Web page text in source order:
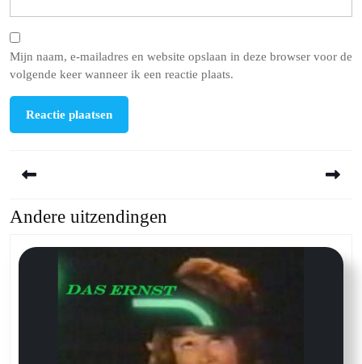
Mijn naam, e-mailadres en website opslaan in deze browser voor de
volgende keer wanneer ik een reactie plaats.
Previous
Andere uitzendingen